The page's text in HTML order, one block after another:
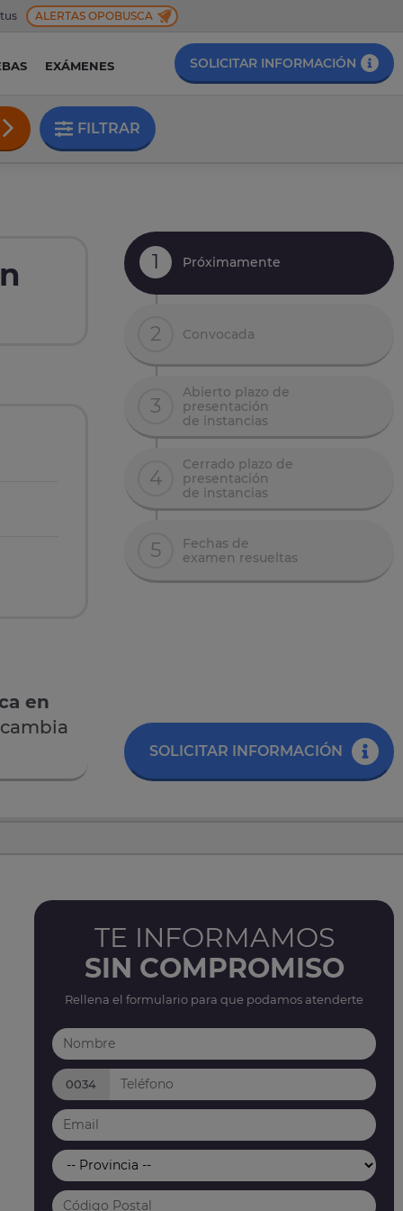
ALERTAS OPOBUSCA
EXÁMENES SOLICITAR INFORMACIÓN
FILTRAR
en
1 Próximamente
2 Convocada
3
Abierto plazo de
presentación
de instancias
4
Cerrado plazo de
presentación
de instancias
5
Fechas de
examen resueltas
SOLICITAR INFORMACIÓN
TE INFORMAMOS
SIN COMPROMISO
Rellena el formulario para que podamos atenderte
0034